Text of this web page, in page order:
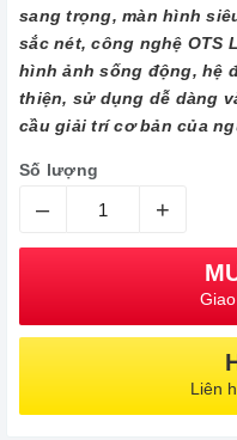
sang trọng, màn hình
sắc nét, công nghệ OTS
hình ảnh sống động, hệ
thiện, sử dụng dễ dàng
cầu giải trí cơ bản của
Số lượng
– +
Liên